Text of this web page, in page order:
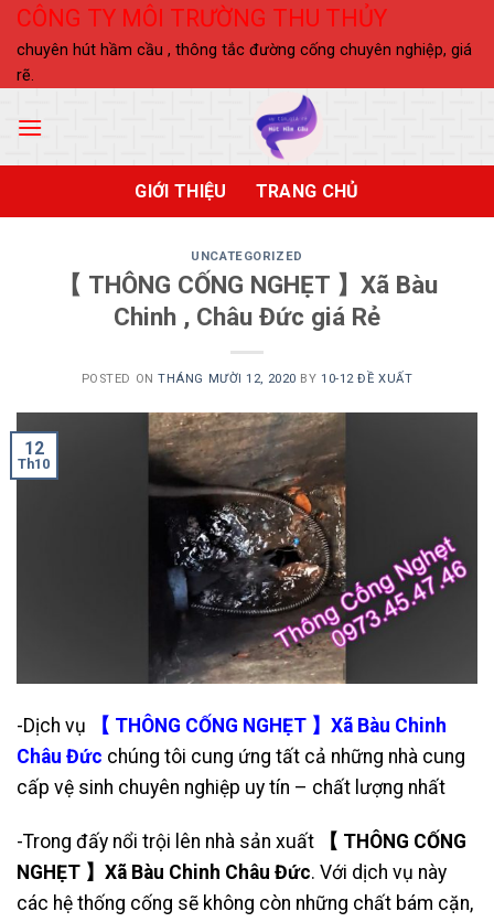
Skip
content
CÔNG TY MÔI TRƯỜNG THU THỦY
chuyên hút hầm cầu , thông tắc đường cống chuyên nghiệp, giá
rẽ.
GIỚI THIỆU TRANG CHỦ
UNCATEGORIZED
【 THÔNG CỐNG NGHẸT 】Xã Bàu
Chinh , Châu Đức giá Rẻ
POSTED ONTHÁNG MƯỜI 12, 2020 BY10-12 ĐỀ XUẤT
12
Th10
-Dịch vụ
【 THÔNG CỐNG NGHẸT 】Xã Bàu Chinh
Châu Đức chúng tôi cung ứng tất cả những nhà cung
cấp vệ sinh chuyên nghiệp uy tín – chất lượng nhất
-Trong đấy nổi trội lên nhà sản xuất
【 THÔNG CỐNG
NGHẸT 】Xã Bàu Chinh Châu Đức. Với dịch vụ này
các hệ thống cống sẽ không còn những chất bám cặn,